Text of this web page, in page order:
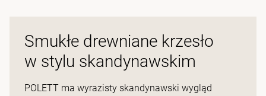
Smukłe drewniane krzesło
w stylu skandynawskim
POLETT ma wyrazisty skandynawski wygląd